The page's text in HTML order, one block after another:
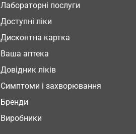
Лабораторні послуги
Доступні ліки
Дисконтна картка
Ваша аптека
Довідник ліків
Симптоми і захворювання
Бренди
Виробники